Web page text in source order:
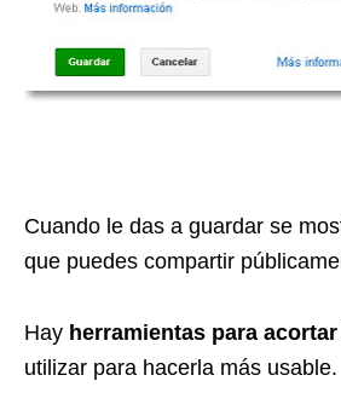
Cuando le das a guardar se
que puedes compartir
Hay herramientas para acortar
utilizar para hacerla más usable.